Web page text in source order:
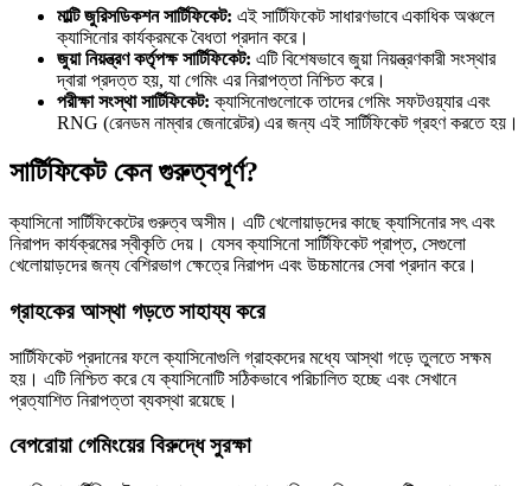
মাল্টি জুরিসডিকশন সার্টিফিকেট: এই সার্টিফিকেট সাধারণভাবে একাধিক অঞ্চলে
ক্যাসিনোর কার্যক্রমকে বৈধতা প্রদান করে।
জুয়া নিয়ন্ত্রণ কর্তৃপক্ষ সার্টিফিকেট: এটি বিশেষভাবে জুয়া নিয়ন্ত্রণকারী সংস্থার
দ্বারা প্রদত্ত হয়, যা গেমিং এর নিরাপত্তা নিশ্চিত করে।
পরীক্ষা সংস্থা সার্টিফিকেট: ক্যাসিনোগুলোকে তাদের গেমিং সফটওয়্যার এবং
RNG (রেনডম নাম্বার জেনারেটর) এর জন্য এই সার্টিফিকেট গ্রহণ করতে হয়।
সার্টিফিকেট কেন গুরুত্বপূর্ণ?
ক্যাসিনো সার্টিফিকেটের গুরুত্ব অসীম। এটি খেলোয়াড়দের কাছে ক্যাসিনোর সৎ এবং
নিরাপদ কার্যক্রমের স্বীকৃতি দেয়। যেসব ক্যাসিনো সার্টিফিকেট প্রাপ্ত, সেগুলো
খেলোয়াড়দের জন্য বেশিরভাগ ক্ষেত্রে নিরাপদ এবং উচ্চমানের সেবা প্রদান করে।
গ্রাহকের আস্থা গড়তে সাহায্য করে
সার্টিফিকেট প্রদানের ফলে ক্যাসিনোগুলি গ্রাহকদের মধ্যে আস্থা গড়ে তুলতে সক্ষম
হয়। এটি নিশ্চিত করে যে ক্যাসিনোটি সঠিকভাবে পরিচালিত হচ্ছে এবং সেখানে
প্রত্যাশিত নিরাপত্তা ব্যবস্থা রয়েছে।
বেপরোয়া গেমিংয়ের বিরুদ্ধে সুরক্ষা